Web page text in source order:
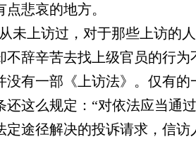
点悲哀的地方。
未上访过，对于那些上访的
不辞辛苦去找上级官员的行为
没有一部《上访法》。仅有的
还这么规定：“对依法应当通
定途径解决的投诉请求，信访